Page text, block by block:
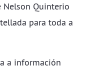
Nelson Quinterio
para toda a
a información